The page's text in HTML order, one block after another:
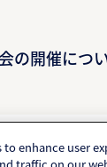
の開催につ
enhance user